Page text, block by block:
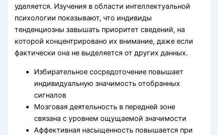
уделяется. Изучения в области интеллектуальной
психологии показывают, что индивиды
тенденциозны завышать приоритет сведений, на
которой концентрировано их внимание, даже если
фактически она не выделяется от других данных.
Избирательное сосредоточение повышает
индивидуальную значимость отобранных
сигналов
Мозговая деятельность в передней зоне
связана с уровнем ощущаемой значимости
Аффективная насыщенность повышается при